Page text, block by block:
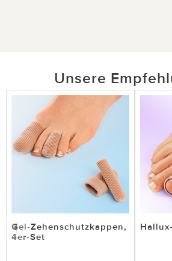
Unsere
Gel-Zehenschutzkappen,
4er-Set